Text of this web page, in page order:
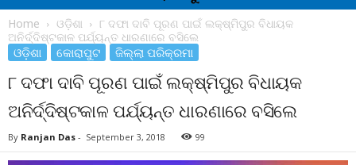
Home ଓଡ଼ିଶା
୮ ଦଫା ଦାବି ପୂରଣ ପାଇଁ ଲକ୍ଷ୍ମିପୁର ବିଧାୟକ
ଅନିର୍ଦ୍ଦିଷ୍ଟକାଳ ପର୍ଯ୍ୟନ୍ତ ଧାରଣାରେ ବସିଲେ
ଓଡ଼ିଶା କୋରାପୁଟ ଜିଲ୍ଲା ପରିକ୍ରମା
୮ ଦଫା ଦାବି ପୂରଣ ପାଇଁ ଲକ୍ଷ୍ମିପୁର ବିଧାୟକ
ଅନିର୍ଦ୍ଦିଷ୍ଟକାଳ ପର୍ଯ୍ୟନ୍ତ ଧାରଣାରେ ବସିଲେ
By Ranjan Das - September 3, 2018 99